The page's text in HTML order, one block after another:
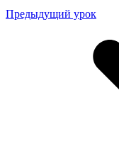
Предыдущий урок